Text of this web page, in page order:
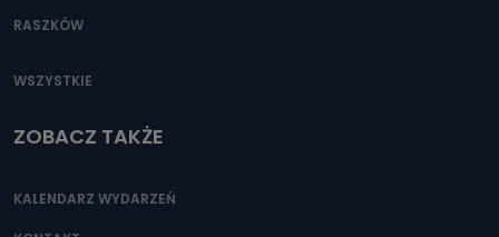
RASZKÓW
WSZYSTKIE
ZOBACZ TAKŻE
KALENDARZ WYDARZEŃ